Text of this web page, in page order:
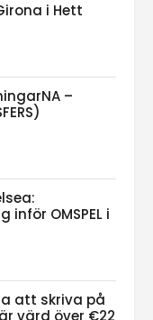
i Hett
–
OMSPEL i
att skriva på